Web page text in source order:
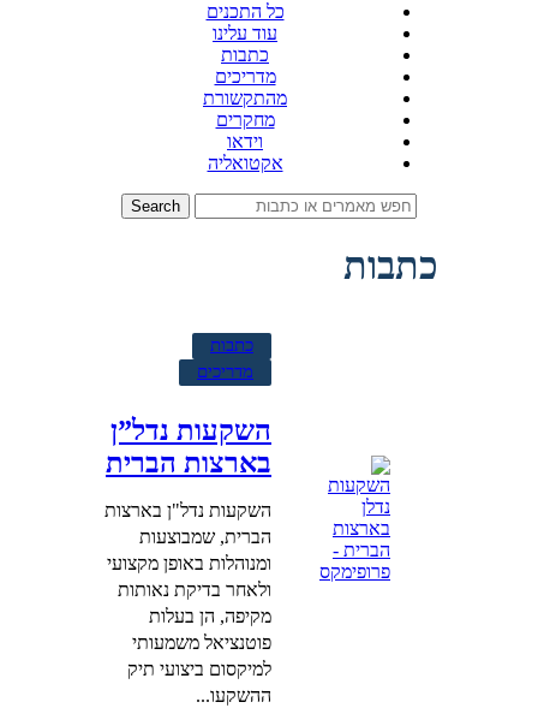
כל התכנים
עוד עלינו
כתבות
מדריכים
מהתקשורת
מחקרים
וידאו
אקטואליה
Search
כתבות
כתבות
מדריכים
השקעות נדל”ן
בארצות הברית
השקעות נדל"ן בארצות
הברית, שמבוצעות
ומנוהלות באופן מקצועי
ולאחר בדיקת נאותות
מקיפה, הן בעלות
פוטנציאל משמעותי
למיקסום ביצועי תיק
ההשקעו...